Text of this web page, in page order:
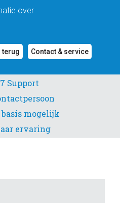
over
terug Contact & service
Support
basis mogelijk
ervaring